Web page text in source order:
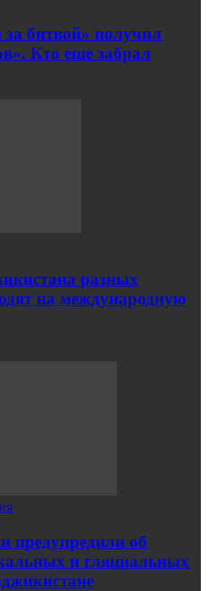
битвой» получил
Кто еще забрал
разных
на международную
предупредили об
и гляциальных